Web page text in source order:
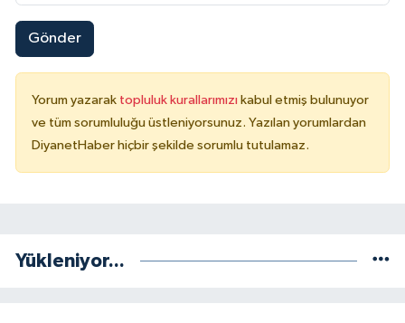
Gönder
Yorum yazarak topluluk kurallarımızı kabul etmiş bulunuyor
ve tüm sorumluluğu üstleniyorsunuz. Yazılan yorumlardan
DiyanetHaber hiçbir şekilde sorumlu tutulamaz.
Yükleniyor...
Van Müftülüğü
Yozgat Müftülüğü
Zonguldak Müftülüğü